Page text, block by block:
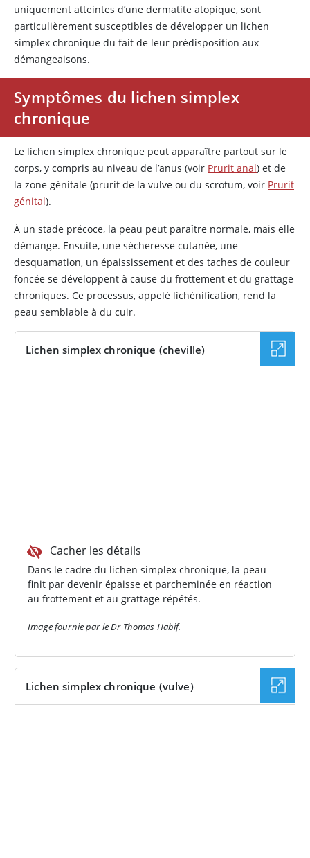
uniquement atteintes d’une dermatite atopique, sont
particulièrement susceptibles de développer un lichen
simplex chronique du fait de leur prédisposition aux
démangeaisons.
Symptômes du lichen simplex
chronique
Le lichen simplex chronique peut apparaître partout sur le
corps, y compris au niveau de l’anus (voir Prurit anal) et de
la zone génitale (prurit de la vulve ou du scrotum, voir Prurit
génital).
À un stade précoce, la peau peut paraître normale, mais elle
démange. Ensuite, une sécheresse cutanée, une
desquamation, un épaississement et des taches de couleur
foncée se développent à cause du frottement et du grattage
chroniques. Ce processus, appelé lichénification, rend la
peau semblable à du cuir.
Lichen simplex chronique (cheville)
Cacher les détails
Dans le cadre du lichen simplex chronique, la peau
finit par devenir épaisse et parcheminée en réaction
au frottement et au grattage répétés.
Image fournie par le Dr Thomas Habif.
Lichen simplex chronique (vulve)